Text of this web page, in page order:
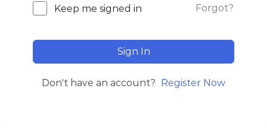
Keep me signed in Forgot?
Sign In
Don't have an account? Register Now